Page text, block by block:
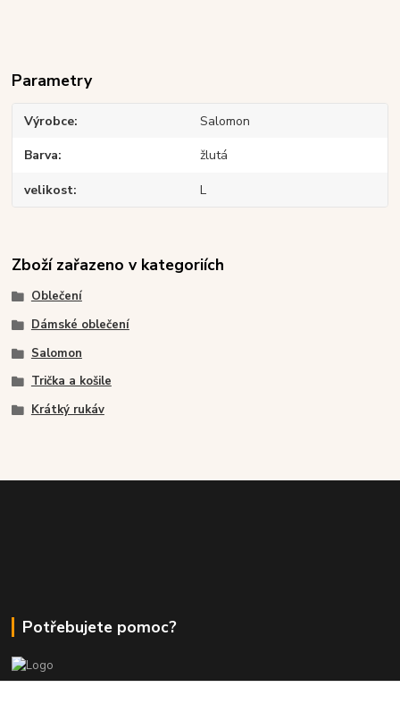
Parametry
Výrobce Salomon
Barva žlutá
velikost L
Zboží zařazeno v kategoriích
Oblečení
Dámské oblečení
Salomon
Trička a košile
Krátký rukáv
Potřebujete pomoc?